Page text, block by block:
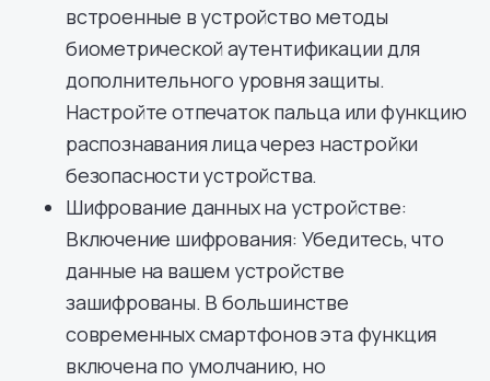
встроенные в устройство методы
биометрической аутентификации для
дополнительного уровня защиты.
Настройте отпечаток пальца или функцию
распознавания лица через настройки
безопасности устройства.
Шифрование данных на устройстве:
Включение шифрования: Убедитесь, что
данные на вашем устройстве
зашифрованы. В большинстве
современных смартфонов эта функция
включена по умолчанию, но